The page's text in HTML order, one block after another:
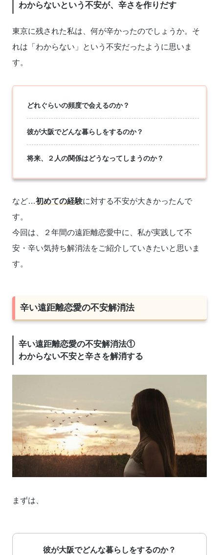
わからないという不安が、辛さを作りだす
東京に残された私は、何が辛かったのでしょうか。そ
れは「わからない」という不安だったように思いま
す。
どれぐらいの頻度で会えるのか？
彼が大阪でどんな暮らしをするのか？
将来、２人の関係はどうなってしまうのか？
など…初めての経験に対する不安が大きかったんで
す。
今回は、２年間の遠距離恋愛中に、私が実践して不
安・辛い気持ち解消法をご紹介していきたいと思いま
す。
辛い遠距離恋愛の不安解消法
辛い遠距離恋愛の不安解消法①
わからない不安と辛さを解消する
まずは、
彼が大阪でどんな暮らしをするのか？